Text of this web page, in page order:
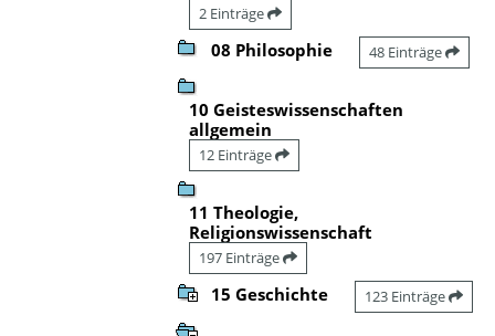
2 Einträge
08 Philosophie 48 Einträge
10 Geisteswissenschaften
allgemein
12 Einträge
11 Theologie,
Religionswissenschaft
197 Einträge
15 Geschichte 123 Einträge